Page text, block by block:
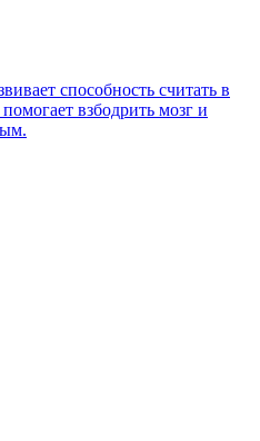
способность считать в
взбодрить мозг и